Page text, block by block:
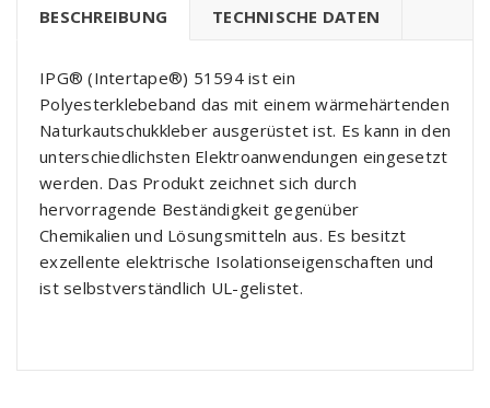
BESCHREIBUNG TECHNISCHE DATEN
IPG® (Intertape®) 51594 ist ein
Polyesterklebeband das mit einem wärmehärtenden
Naturkautschukkleber ausgerüstet ist. Es kann in den
unterschiedlichsten Elektroanwendungen eingesetzt
werden. Das Produkt zeichnet sich durch
hervorragende Beständigkeit gegenüber
Chemikalien und Lösungsmitteln aus. Es besitzt
exzellente elektrische Isolationseigenschaften und
ist selbstverständlich UL-gelistet.